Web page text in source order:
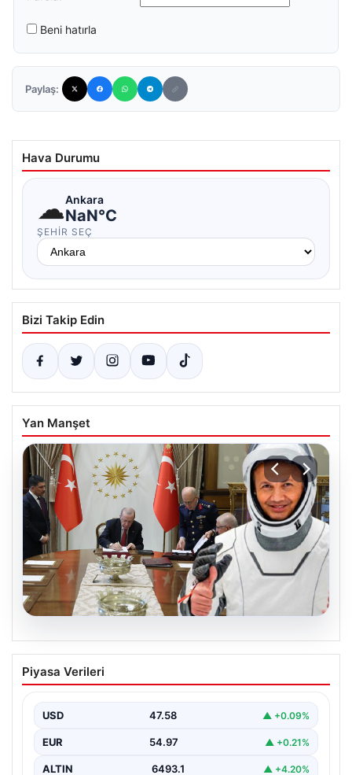
Beni hatırla
Paylaş:
Hava Durumu
☁Ankara
NaN°C
ŞEHIR SEÇ
Bizi Takip Edin
Yan Manşet
05.08.2026
Yüksek Askeri Şura (YAŞ) kararları
açıklandı, Alper Gezeravcı terfi etti
Piyasa Verileri
USD 47.58 ▲ +0.09%
EUR 54.97 ▲ +0.21%
ALTIN 6493.1 ▲ +4.20%